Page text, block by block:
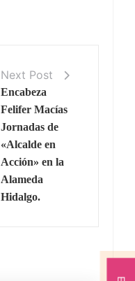
Next Post
Encabeza
Felifer Macías
Jornadas de
«Alcalde en
Acción» en la
Alameda
Hidalgo.